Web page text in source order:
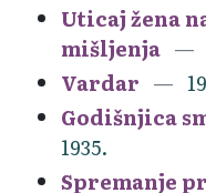
Uticaj žena
mišljenja
Vardar
Godišnjica
1935.
Spremanje